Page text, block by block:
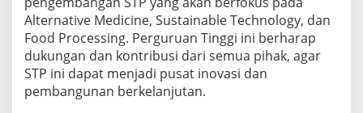
A
N
K
E
S
E
J
Alternative Medicine, Sustainable Technology, dan
Food Processing. Perguruan Tinggi ini berharap
dukungan dan kontribusi dari semua pihak, agar
STP ini dapat menjadi pusat inovasi dan
pembangunan berkelanjutan.